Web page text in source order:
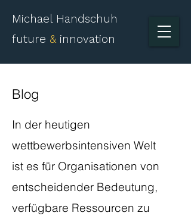
Michael Handschuh
future & innovation
Blog
​In der heutigen
wettbewerbsintensiven Welt
ist es für Organisationen von
entscheidender Bedeutung,
verfügbare Ressourcen zu